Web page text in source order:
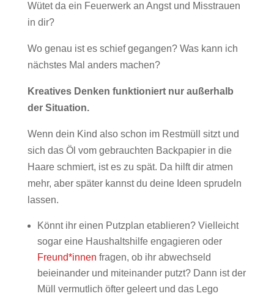
Wütet da ein Feuerwerk an Angst und Misstrauen
in dir?
Wo genau ist es schief gegangen? Was kann ich
nächstes Mal anders machen?
Kreatives Denken funktioniert nur außerhalb
der Situation.
Wenn dein Kind also schon im Restmüll sitzt und
sich das Öl vom gebrauchten Backpapier in die
Haare schmiert, ist es zu spät. Da hilft dir atmen
mehr, aber später kannst du deine Ideen sprudeln
lassen.
Könnt ihr einen Putzplan etablieren? Vielleicht
sogar eine Haushaltshilfe engagieren oder
Freund*innen fragen, ob ihr abwechseld
beieinander und miteinander putzt? Dann ist der
Müll vermutlich öfter geleert und das Lego